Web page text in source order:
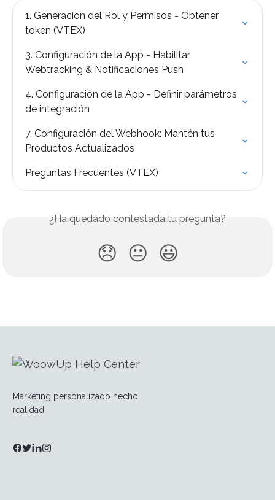
1. Generación del Rol y Permisos - Obtener
token (VTEX)
3. Configuración de la App - Habilitar
Webtracking & Notificaciones Push
4. Configuración de la App - Definir parámetros
de integración
7. Configuración del Webhook: Mantén tus
Productos Actualizados
Preguntas Frecuentes (VTEX)
¿Ha quedado contestada tu pregunta?
😞 😐 😃
Marketing personalizado hecho
realidad